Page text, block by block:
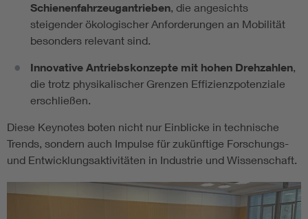
Schienenfahrzeugantrieben, die angesichts
steigender ökologischer Anforderungen an Mobilität
besonders relevant sind.
Innovative Antriebskonzepte mit hohen Drehzahlen,
die trotz physikalischer Grenzen Effizienzpotenziale
erschließen.
Diese Keynotes boten nicht nur Einblicke in technische
Trends, sondern auch Impulse für zukünftige Forschungs-
und Entwicklungsaktivitäten in Industrie und Wissenschaft.